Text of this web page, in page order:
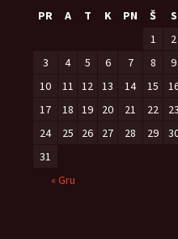
PR
A T K PN Š
S
1
2
3
4 5 6 7 8
9
10
11 12 13 14 15
17
18 19 20 21 22
23
24
25 26 27 28 29
31
« Gru